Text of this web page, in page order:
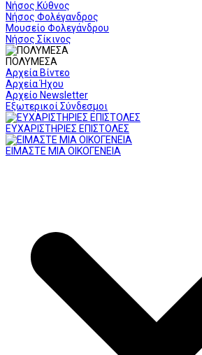
Νήσος Κύθνος
Νήσος Φολέγανδρος
Μουσείο Φολεγάνδρου
Νήσος Σίκινος
ΠΟΛΥΜΕΣΑ
Αρχεία Βίντεο
Αρχεία Ήχου
Αρχείο Newsletter
Εξωτερικοί Σύνδεσμοι
ΕΥΧΑΡΙΣΤΗΡΙΕΣ ΕΠΙΣΤΟΛΕΣ
ΕΙΜΑΣΤΕ ΜΙΑ ΟΙΚΟΓΕΝΕΙΑ